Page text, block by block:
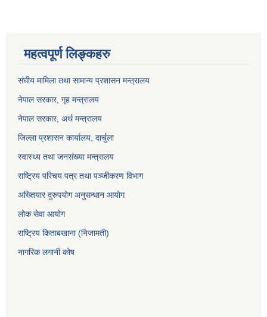
महत्वपूर्ण लिङ्कहरु
संघीय मामिला तथा सामान्य प्रशासन मन्त्रालय
नेपाल सरकार, गृह मन्त्रालय
नेपाल सरकार, अर्थ मन्त्रालय
जिल्ला प्रशासन कार्यालय, दार्चुला
स्वास्थ्य तथा जनसंख्या मन्त्रालय
राष्ट्रिय परिचय पत्र तथा पञ्जीकरण विभाग
अख्तियार दुरुपयोग अनुसन्धान आयोग
लोक सेवा आयोग
राष्ट्रिय किताबखाना (निजामती)
नागरिक लगानी कोष